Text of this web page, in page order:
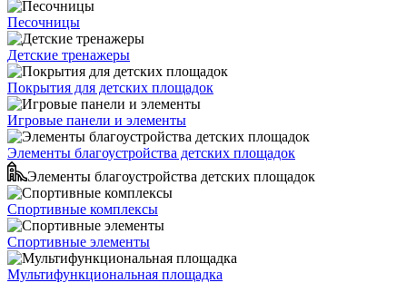
Песочницы
Детские тренажеры
Покрытия для детских площадок
Игровые панели и элементы
Элементы благоустройства детских площадок
Элементы благоустройства детских площадок
Спортивные комплексы
Спортивные элементы
Мультифункциональная площадка